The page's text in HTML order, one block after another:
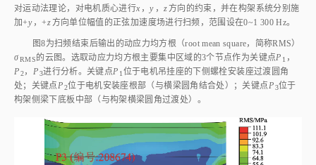
对运动法理论，对电机质心进行x ，y ， z方向的约束，并在构架系统分别施
加+y ，+z方向单位幅值的正弦加速度场进行扫频，范围设在0~1 300 Hz。
图8为扫频结束后输出的动应力均方根（root mean square，简称RMS）
σRMS的云图。选取动应力均方根主要集中区域的3个节点作为关键点P 1 ，
P2， P3进行分析。关键点P 1位于电机吊挂座的下侧螺栓安装座过渡圆角
处；关键点P2位于电机安装座根部（与横梁圆角结合处）；关键点P3位于
构架侧梁下底板中部（与构架横梁圆角过渡处）。